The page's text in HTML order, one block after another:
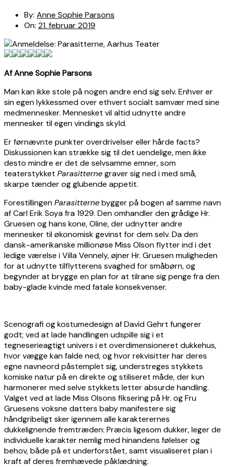
By: Anne Sophie Parsons
On: 21. februar 2019
Af Anne Sophie Parsons
Man kan ikke stole på nogen andre end sig selv. Enhver er
sin egen lykkessmed over ethvert socialt samvær med sine
medmennesker. Mennesket vil altid udnytte andre
mennesker til egen vindings skyld.
Er førnævnte punkter overdrivelser eller hårde facts?
Diskussionen kan strække sig til det uendelige, men ikke
desto mindre er det de selvsamme emner, som
teaterstykket Parasitternegraver sig ned i med små,
skarpe tænder og glubende appetit.
ForestillingenParasitternebygger på bogen af samme navn
af Carl Erik Soya fra 1929. Den omhandler den grådige Hr.
Gruesen og hans kone, Oline, der udnytter andre
mennesker til økonomisk gevinst for dem selv. Da den
dansk-amerikanske millionøse Miss Olson flytter ind i det
ledige værelse i Villa Vennely, øjner Hr. Gruesen muligheden
for at udnytte tilflytterens svaghed for småbørn, og
begynder at brygge en plan for at tilrane sig penge fra den
baby-glade kvinde med fatale konsekvenser.
Scenografi og kostumedesign af David Gehrt fungerer
godt; ved at lade handlingen udspille sig i et
tegneserieagtigt univers i et overdimensioneret dukkehus,
hvor vægge kan falde ned, og hvor rekvisitter har deres
egne navneord påstemplet sig, understreges stykkets
komiske natur på en direkte og stiliseret måde, der kun
harmonerer med selve stykkets letter absurde handling.
Valget ved at lade Miss Olsons fiksering på Hr. og Fru
Gruesens voksne datters baby manifestere sig
håndgribeligt sker igennem alle karakterernes
dukkelignende fremtræden: Præcis ligesom dukker, leger de
individuelle karakter nemlig med hinandens følelser og
behov, både på et underforstået, samt visualiseret plan i
kraft af deres fremhævede påklædning.